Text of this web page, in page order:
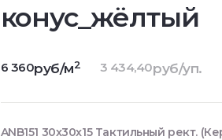
конус_жёлтый
6 360руб/м2 3 434,40руб/уп.
ANB151 30x30x15 Тактильный рект.